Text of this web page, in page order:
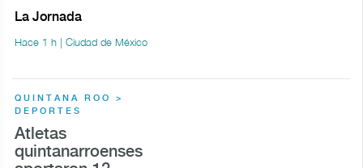
La Jornada
Hace 1 h | Ciudad de México
QUINTANA ROO >
DEPORTES
Atletas
quintanarroenses